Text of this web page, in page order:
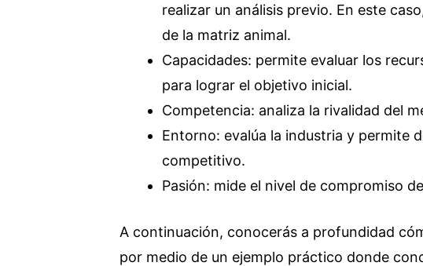
realizar un análisis previo. En este
de la matriz animal.
Capacidades: permite evaluar los
para lograr el objetivo inicial.
Competencia: analiza la rivalidad del
Entorno: evalúa la industria y permite
competitivo.
Pasión: mide el nivel de compromiso
A continuación, conocerás a profundidad
por medio de un ejemplo práctico donde